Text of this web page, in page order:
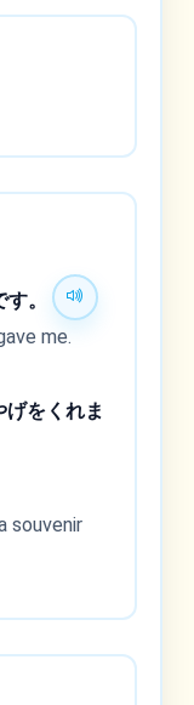
す。
me.
げをくれま
souvenir